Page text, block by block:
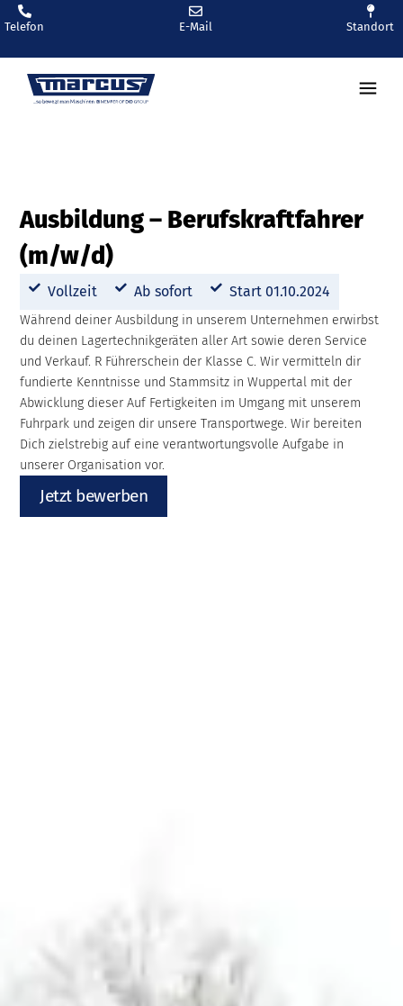
Telefon E-Mail Standort
Ausbildung – Berufskraftfahrer
(m/w/d)
Vollzeit Ab sofort Start 01.10.2024
Während deiner Ausbildung in unserem Unternehmen erwirbst
du deinen Lagertechnikgeräten aller Art sowie deren Service
und Verkauf. R Führerschein der Klasse C. Wir vermitteln dir
fundierte Kenntnisse und Stammsitz in Wuppertal mit der
Abwicklung dieser Auf Fertigkeiten im Umgang mit unserem
Fuhrpark und zeigen dir unsere Transportwege. Wir bereiten
Dich zielstrebig auf eine verantwortungsvolle Aufgabe in
unserer Organisation vor.
Jetzt bewerben